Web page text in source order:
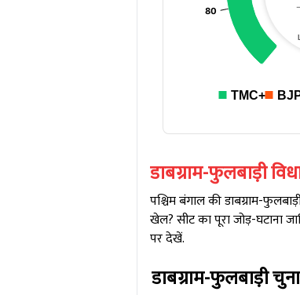
डाबग्राम-फुलबाड़ी
पश्चिम बंगालकीडाबग्राम-
खेल? सीट का पूरा जोड़-घटाना
पर देखें.
डाबग्राम-फुलबाड़ी